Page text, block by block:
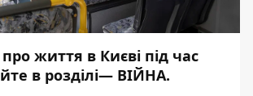
життя в Києві під час
в розділі— ВІЙНА.